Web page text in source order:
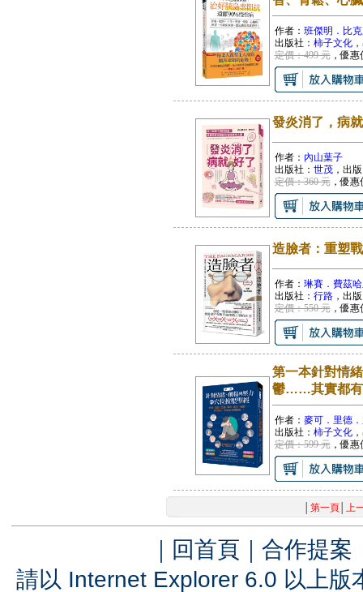
作者： 班傑明．比
出版社： 柿子文化
定價：499 元，優惠
發炎消了，病
作者： 內山葉子
出版社： 世茂，出
定價：360 元，優惠
造臉者：重塑
作者： 琳賽．費茲
出版社： 行路，出
定價：550 元，優惠
第一本針對情
鬱……其實都有
作者： 麥可．里德
出版社： 柿子文化
定價：599 元，優惠
第一頁│ 上
｜ 回首頁 ｜ 合作提案
請以 Internet Explorer 6.0 以上